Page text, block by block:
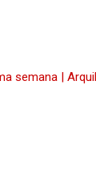
semana |